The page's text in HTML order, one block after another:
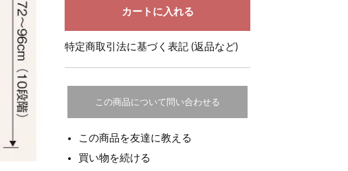
特定商取引法に基づく表記 (返品など)
この商品について問い合わせる
この商品を友達に教える
買い物を続ける